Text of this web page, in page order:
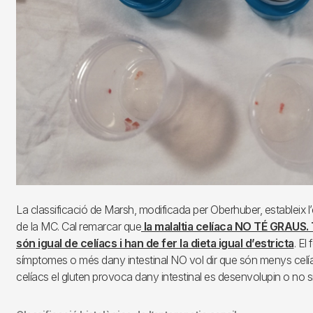
La classificació de Marsh, modificada per Oberhuber, estableix
de la MC. Cal remarcar que la malaltia celíaca NO TÉ
són igual de celíacs i han de fer la dieta igual d’estricta. El
símptomes o més dany intestinal NO vol dir que són menys
celíacs el gluten provoca dany intestinal es desenvolupin o no